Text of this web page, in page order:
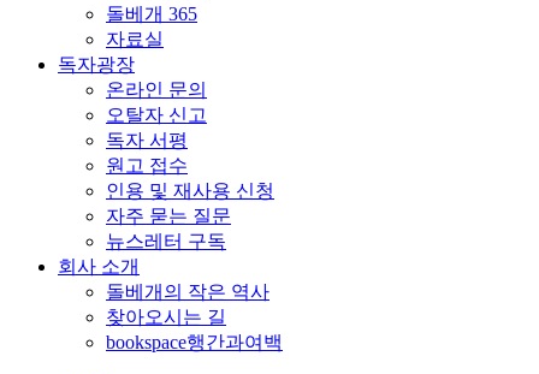
돌베개 365
자료실
독자광장
온라인 문의
오탈자 신고
독자 서평
원고 접수
인용 및 재사용 신청
자주 묻는 질문
뉴스레터 구독
회사 소개
돌베개의 작은 역사
찾아오시는 길
bookspace행간과여백